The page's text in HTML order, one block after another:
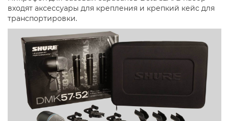
входят аксессуары для крепления и крепкий кейс для
транспортировки.